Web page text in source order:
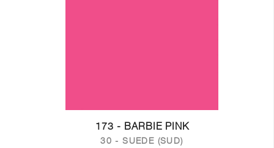
173 - BARBIE PINK
30 - SUEDE (SUD)